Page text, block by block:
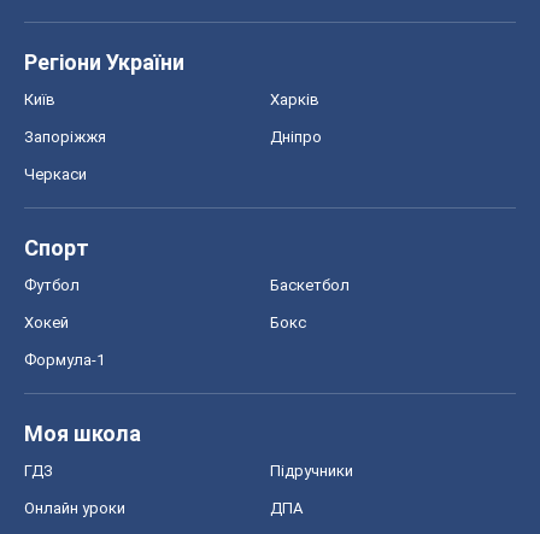
Регіони України
Київ Харків
Запоріжжя Дніпро
Черкаси
Спорт
Футбол Баскетбол
Хокей Бокс
Формула-1
Моя школа
ГДЗ Підручники
Онлайн уроки ДПА